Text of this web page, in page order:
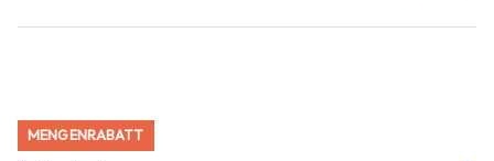
MENGENRABATT